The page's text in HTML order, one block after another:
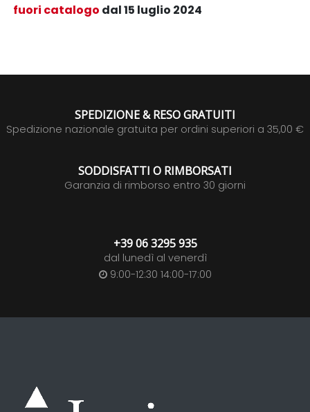
fuori catalogo dal 15 luglio 2024
SPEDIZIONE & RESO GRATUITI
Spedizione nazionale gratuita per ordini superiori a 35,00 €
SODDISFATTI O RIMBORSATI
Garanzia di rimborso entro 30 giorni
+39 06 3295 935
dal lunedì al venerdì
9:00-12:30 14:00-17:00